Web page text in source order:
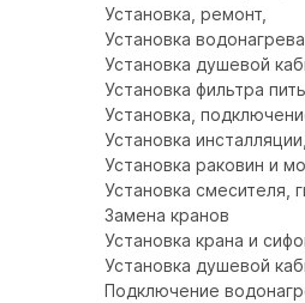
Установка, ремонт,
Установка
Установка душевой
Установка фильтра
Установка,
Установка
Установка раковин и
Установка смесителя,
Замена кранов
Установка крана и
Установка душевой
Подключение